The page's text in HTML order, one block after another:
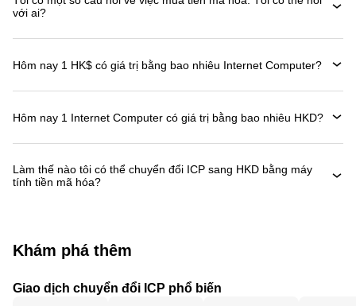
với ai?
Hôm nay 1 HK$ có giá trị bằng bao nhiêu Internet Computer?
Hôm nay 1 Internet Computer có giá trị bằng bao nhiêu HKD?
Làm thế nào tôi có thể chuyển đổi ICP sang HKD bằng máy
tính tiền mã hóa?
Khám phá thêm
Giao dịch chuyển đổi ICP phổ biến